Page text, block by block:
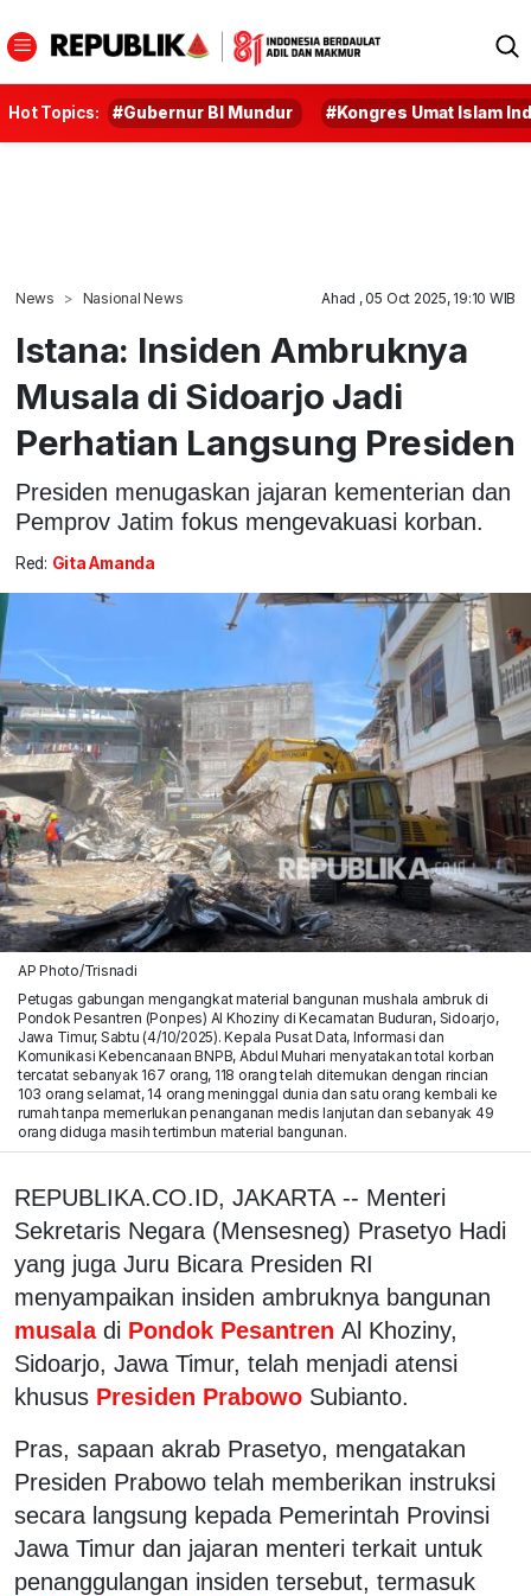
Hot Topics: #Gubernur BI Mundur #Kongres Umat Islam
News Nasional News Ahad , 05 Oct 2025, 19:10 WIB
Istana: Insiden Ambruknya
Musala di Sidoarjo Jadi
Perhatian Langsung Presiden
Presiden menugaskan jajaran kementerian dan
Pemprov Jatim fokus mengevakuasi korban.
Red: Gita Amanda
AP Photo/Trisnadi
Petugas gabungan mengangkat material bangunan mushala ambruk di
Pondok Pesantren (Ponpes) Al Khoziny di Kecamatan Buduran, Sidoarjo,
Jawa Timur, Sabtu (4/10/2025). Kepala Pusat Data, Informasi dan
Komunikasi Kebencanaan BNPB, Abdul Muhari menyatakan total korban
tercatat sebanyak 167 orang, 118 orang telah ditemukan dengan rincian
103 orang selamat, 14 orang meninggal dunia dan satu orang kembali ke
rumah tanpa memerlukan penanganan medis lanjutan dan sebanyak 49
orang diduga masih tertimbun material bangunan.
REPUBLIKA.CO.ID, JAKARTA -- Menteri
Sekretaris Negara (Mensesneg) Prasetyo Hadi
yang juga Juru Bicara Presiden RI
menyampaikan insiden ambruknya bangunan
musala di Pondok Pesantren Al Khoziny,
Sidoarjo, Jawa Timur, telah menjadi atensi
khusus Presiden Prabowo Subianto.
Pras, sapaan akrab Prasetyo, mengatakan
Presiden Prabowo telah memberikan instruksi
secara langsung kepada Pemerintah Provinsi
Jawa Timur dan jajaran menteri terkait untuk
penanggulangan insiden tersebut, termasuk